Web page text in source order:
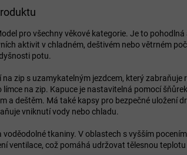
pro všechny věkové kategorie. Je to
aktivit v chladném, deštivém nebo větrném
potu.
na zip s uzamykatelným jezdcem, který
límce na zip. Kapuce je nastavitelná pomocí
a deštěm. Má také kapsy pro bezpečné uložení
vniknutí vody nebo chladu.
voděodolné tkaniny. V oblastech s vyšším
ventilace, což pomáhá udržovat tělesnou